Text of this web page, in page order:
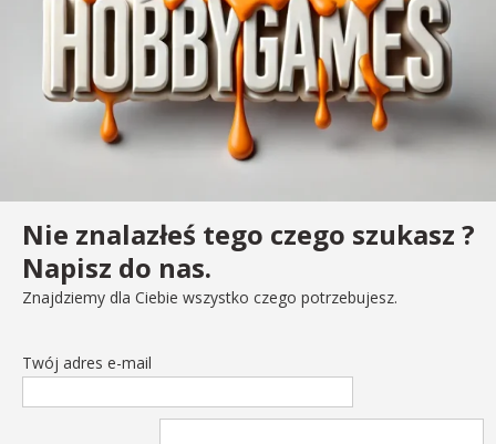
Nie znalazłeś tego czego szukasz ?
Napisz do nas.
Znajdziemy dla Ciebie wszystko czego potrzebujesz.
Twój adres e-mail